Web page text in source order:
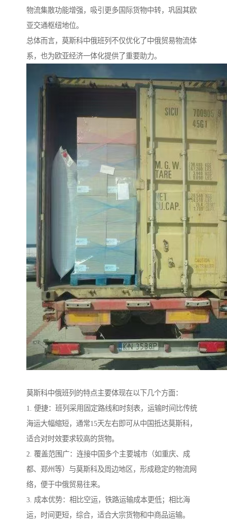
物流集散功能增强，吸引更多国际货物中转，巩固其欧
亚交通枢纽地位。
总体而言，莫斯科中俄班列不仅优化了中俄贸易物流体
系，也为欧亚经济一体化提供了重要助力。
莫斯科中俄班列的特点主要体现在以下几个方面：
1. 便捷：班列采用固定路线和时刻表，运输时间比传统
海运大幅缩短，通常15天左右即可从中国抵达莫斯科，
适合对时效要求较高的货物。
2. 覆盖范围广：连接中国多个主要城市（如重庆、成
都、郑州等）与莫斯科及周边地区，形成稳定的物流网
络，便于中俄贸易往来。
3. 成本优势：相比空运，铁路运输成本更低；相比海
运，时间更短，综合，适合大宗货物和中商品运输。